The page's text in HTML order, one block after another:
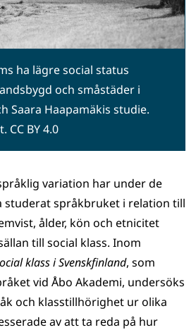
ha lägre social status
och småstäder i
Saara Haapamäkis studie.
CC BY 4.0
variation har under de
studerat språkbruket i relation till
ålder, kön och etnicitet
till social klass. Inom
klass i Svenskfinland, som
vid Åbo Akademi, undersöks
och klasstillhörighet ur olika
av att ta reda på hur